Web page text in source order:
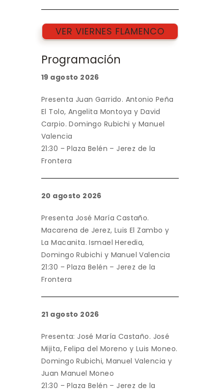
VER VIERNES FLAMENCO
Programación
19 agosto 2026
Presenta Juan Garrido. Antonio Peña
El Tolo, Angelita Montoya y David
Carpio. Domingo Rubichi y Manuel
Valencia
21:30 – Plaza Belén – Jerez de la
Frontera
20 agosto 2026
Presenta José María Castaño.
Macarena de Jerez, Luis El Zambo y
La Macanita. Ismael Heredia,
Domingo Rubichi y Manuel Valencia
21:30 – Plaza Belén – Jerez de la
Frontera
21 agosto 2026
Presenta: José María Castaño. José
Mijita, Felipa del Moreno y Luis Moneo.
Domingo Rubichi, Manuel Valencia y
Juan Manuel Moneo
21:30 – Plaza Belén – Jerez de la